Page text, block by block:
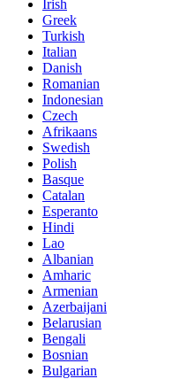
Irish
Greek
Turkish
Italian
Danish
Romanian
Indonesian
Czech
Afrikaans
Swedish
Polish
Basque
Catalan
Esperanto
Hindi
Lao
Albanian
Amharic
Armenian
Azerbaijani
Belarusian
Bengali
Bosnian
Bulgarian